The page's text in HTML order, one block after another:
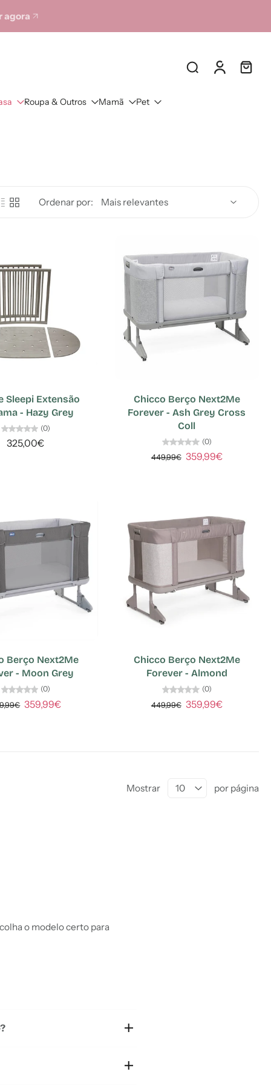
agora
Roupa & Outros Mamã Pet
Ordenar por:
Sleepi Extensão
- Hazy Grey
(0)
325,00€
Chicco Berço Next2Me
Forever - Ash Grey Cross
Coll
(0)
449,99€ 359,99€
Berço Next2Me
- Moon Grey
(0)
359,99€
Chicco Berço Next2Me
Forever - Almond
(0)
449,99€ 359,99€
Mostrar por página
o modelo certo para